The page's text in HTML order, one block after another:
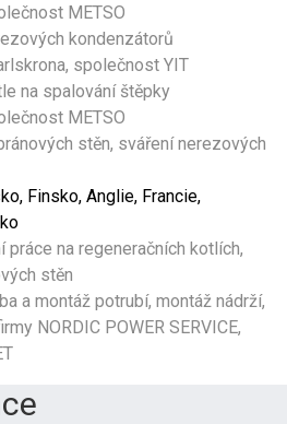
METSO
kondenzátorů
společnost YIT
na spalování štěpky
METSO
stěn, sváření nerezových
Finsko, Anglie, Francie,
práce na regeneračních kotlích,
stěn
a montáž potrubí, montáž nádrží,
NORDIC POWER SERVICE,